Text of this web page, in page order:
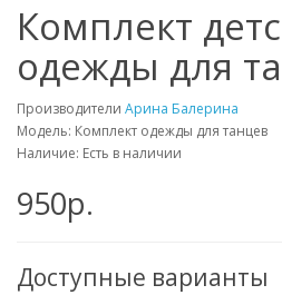
Комплект
одежды для
Производители Арина Балерина
Модель: Комплект одежды для танцев
Наличие: Есть в наличии
950р.
Доступные варианты